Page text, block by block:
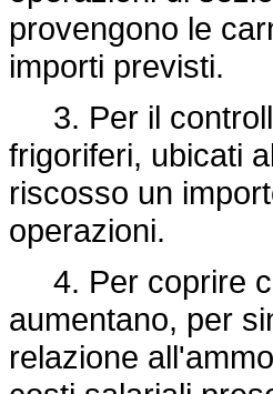
provengono le
importi previsti.
3. Per il
frigoriferi, ubicati
riscosso un
operazioni.
4. Per coprire
aumentano, per
relazione